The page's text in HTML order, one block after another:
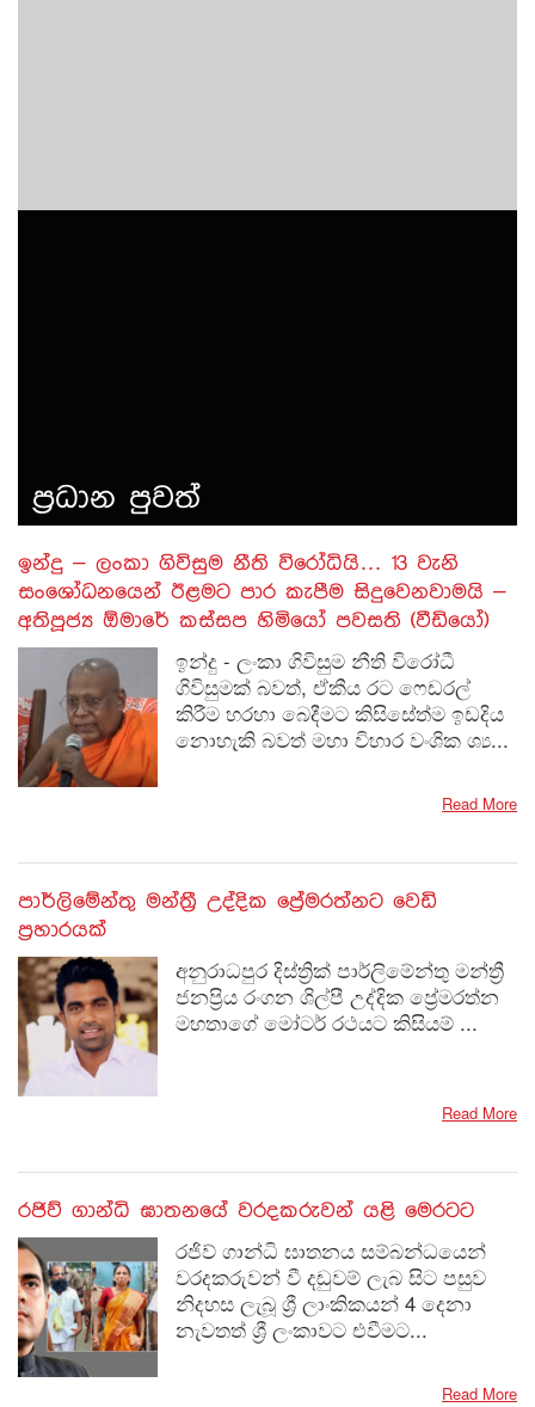
ප‍්‍රධාන පුවත්
​ඉන්දු – ලංකා ගිවිසුම නීති විරෝධියි… 13 වැනි
සංශෝධනයෙන් ඊළමට පාර කැපීම සිදුවෙනවාමයි –
අතිපූජ්‍ය ඕමාරේ කස්සප හිමියෝ පවසති (වීඩියෝ)
ඉන්දු - ලංකා ගිවිසුම නීති විරෝධී
ගිවිසුමක් බවත්, ඒකීය රට ෆෙඩරල්
කිරීම හරහා බෙදීමට කිසිසේත්ම ඉඩදිය
නොහැකි බවත් මහා විහාර වංශික ශ්‍ය...
Read More
පාර්ලිමේන්තු මන්ත්‍රී උද්දික ප්‍රේමරත්නට වෙඩි
ප්‍රහාරයක්
අනුරාධපුර දිස්ත්‍රික් පාර්ලිමේන්තු මන්ත්‍රී
ජනප්‍රිය රංගන ශිල්පී උද්දික ප්‍රේමරත්න
මහතාගේ මෝටර් රථයට කිසියම් ...
Read More
රජිව් ගාන්ධි ඝාතනයේ වරදකරුවන් යළි මෙරටට
රජිව් ගාන්ධි ඝාතනය සම්බන්ධයෙන්
වරදකරුවන් වී දඬුවම් ලැබ සිට පසුව
නිදහස ලැබූ ශ්‍රී ලාංකිකයන් 4 දෙනා
නැවතත් ශ්‍රී ලංකාවට එවීමට...
Read More